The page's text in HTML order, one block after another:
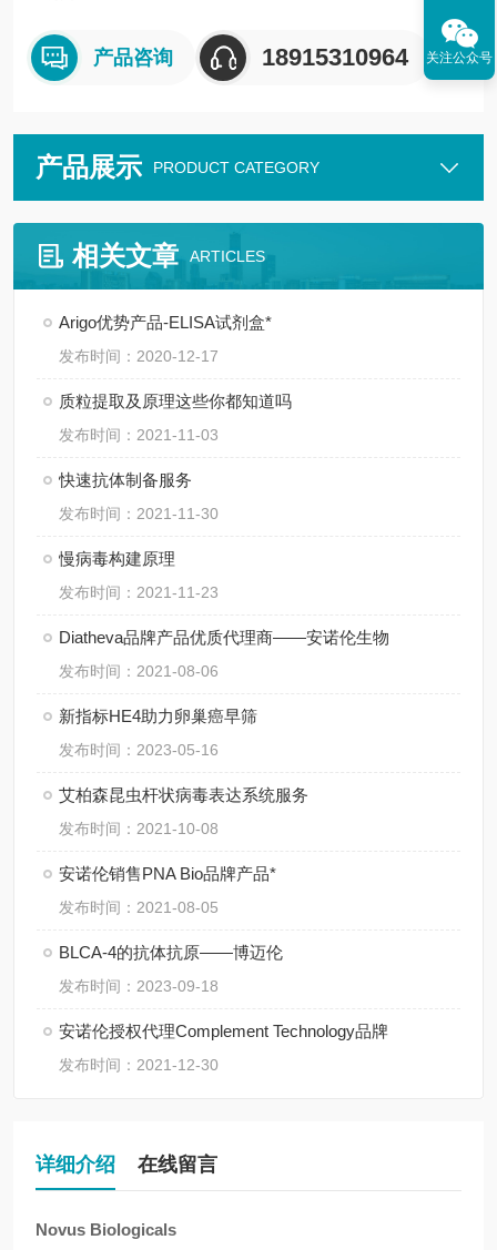
产品咨询 18915310964
产品展示 PRODUCT CATEGORY
相关文章 ARTICLES
Arigo优势产品-ELISA试剂盒*
发布时间：2020-12-17
质粒提取及原理这些你都知道吗
发布时间：2021-11-03
快速抗体制备服务
发布时间：2021-11-30
慢病毒构建原理
发布时间：2021-11-23
Diatheva品牌产品优质代理商——安诺伦生物
发布时间：2021-08-06
新指标HE4助力卵巢癌早筛
发布时间：2023-05-16
艾柏森昆虫杆状病毒表达系统服务
发布时间：2021-10-08
安诺伦销售PNA Bio品牌产品*
发布时间：2021-08-05
BLCA-4的抗体抗原——博迈伦
发布时间：2023-09-18
安诺伦授权代理Complement Technology品牌
发布时间：2021-12-30
详细介绍 在线留言
Novus Biologicals
关注公众号